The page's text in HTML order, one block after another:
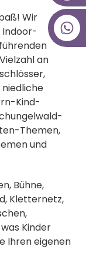
Wir
an
Kind-
Themen,
und
Bühne,
Kletternetz,
Kinder
Ihren eigenen